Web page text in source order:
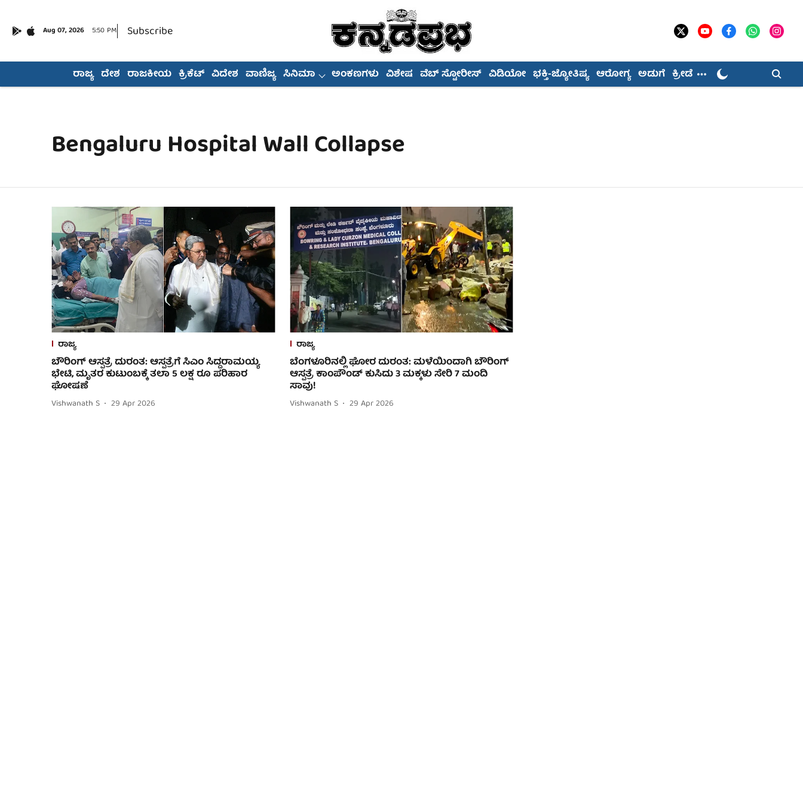
Aug 07, 2026 5:50 PM Subscribe
ರಾಜ್ಯ ದೇಶ ರಾಜಕೀಯ ಕ್ರಿಕೆಟ್ ವಿದೇಶ ವಾಣಿಜ್ಯ ಸಿನಿಮಾ ಅಂಕಣಗಳು ವಿಶೇಷ ವೆಬ್ ಸ್ಟೋರೀಸ್ ವಿಡಿಯೋ ಭಕ್ತಿ-ಜ್ಯೋತಿಷ್ಯ ಆರೋಗ್ಯ ಅಡುಗೆ ಕ್ರೀಡೆ
Bengaluru Hospital Wall Collapse
ರಾಜ್ಯ
ಬೌರಿಂಗ್ ಆಸ್ಪತ್ರೆ ದುರಂತ: ಆಸ್ಪತ್ರೆಗೆ ಸಿಎಂ ಸಿದ್ದರಾಮಯ್ಯ
ಭೇಟಿ, ಮೃತರ ಕುಟುಂಬಕ್ಕೆ ತಲಾ 5 ಲಕ್ಷ ರೂ ಪರಿಹಾರ
ಘೋಷಣೆ
Vishwanath S 29 Apr 2026
ರಾಜ್ಯ
ಬೆಂಗಳೂರಿನಲ್ಲಿ ಘೋರ ದುರಂತ: ಮಳೆಯಿಂದಾಗಿ ಬೌರಿಂಗ್
ಆಸ್ಪತ್ರೆ ಕಾಂಪೌಂಡ್ ಕುಸಿದು 3 ಮಕ್ಕಳು ಸೇರಿ 7 ಮಂದಿ
ಸಾವು!
Vishwanath S 29 Apr 2026